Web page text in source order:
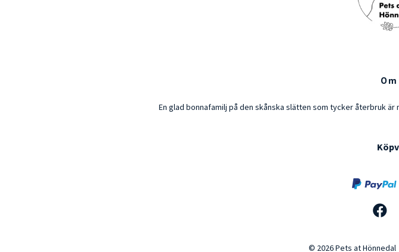
En glad bonnafamilj på den skånska slätten som tycker återbruk
© 2026 Pets at Hönnedal